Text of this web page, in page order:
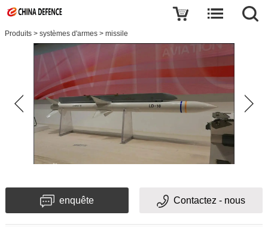
Produits > systèmes d'armes > missile
enquête Contactez - nous